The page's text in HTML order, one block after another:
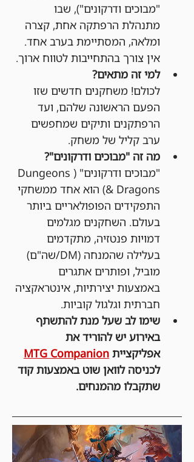
"מבוכים ודרקונים"), שבו
מתנהלת הרפתקה אחת, קצרה
ומלאה, המסתיימת בערב אחד.
אין צורך בהתחייבות לטווח ארוך.
למי זה מתאים?
לכולם! משחקנים חדשים שזו
הפעם הראשונה שלהם, ועד
הרפתקנים ותיקים שמחפשים
ערב קליל של משחק.
מה זה "מבוכים ודרקונים"?
"מבוכים ודרקונים" (Dungeons
& Dragons) הוא אחד ממשחקי
התפקידים הפופולאריים ביותר
בעולם. השחקנים מגלמים
דמויות פנטזיה, מתקדמים
בעלילה שהמנחה (DM/שה"ם)
מוביל, ופותרים אתגרים
באמצעות יצירתיות, אינטראקציה
חברתית וגלגול קוביות.
שימו לב שעל מנת להתשתף
באירוע יש להוריד את
אפליקציית MTG Companion
לכניסה לוואן שוט באמצעות קוד
שתקבלו מהמנחים.